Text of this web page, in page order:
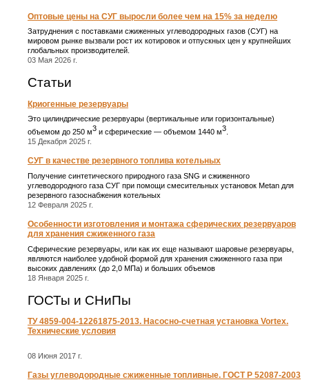
Оптовые цены на СУГ выросли более чем на 15% за неделю
Затруднения с поставками сжиженных углеводородных газов (СУГ) на
мировом рынке вызвали рост их котировок и отпускных цен у крупнейших
глобальных производителей.
03 Мая 2026 г.
Статьи
Криогенные резервуары
Это цилиндрические резервуары (вертикальные или горизонтальные)
объемом до 250 м3 и сферические ― объемом 1440 м3
15 Декабря 2025 г.
СУГ в качестве резервного топлива котельных
Получение синтетического природного газа SNG и сжиженного
углеводородного газа СУГ при помощи смесительных установок Metan для
резервного газоснабжения котельных
12 Февраля 2025 г.
Особенности изготовления и монтажа сферических резервуаров
для хранения сжиженного газа
Сферические резервуары, или как их еще называют шаровые резервуары,
являются наиболее удобной формой для хранения сжиженного газа при
высоких давлениях (до 2,0 МПа) и больших объемов
18 Января 2025 г.
ГОСТы и СНиПы
ТУ 4859-004-12261875-2013. Насосно-счетная установка Vortex.
Технические условия
08 Июня 2017 г.
Газы углеводородные сжиженные топливные. ГОСТ Р 52087-2003